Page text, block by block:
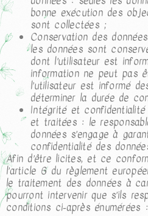
bonne exécution des
sont collectées ;
Conservation des
les données sont
dont l’utilisateur est
information ne peut pas
l’utilisateur est informé
déterminer la durée de
Intégrité et
et traitées : le
données s’engage à
confidentialité des
Afin d’être licites, et ce
l’article 6 du règlement
le traitement des données à
pourront intervenir que s’ils
conditions ci-après énumérées :